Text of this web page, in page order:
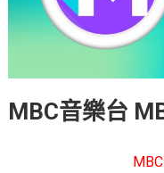
MBC音樂台